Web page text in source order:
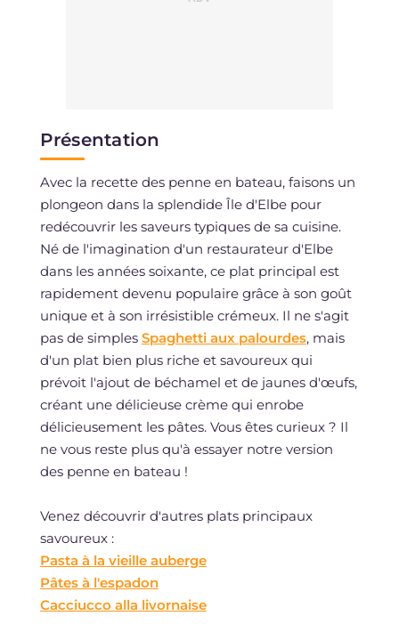
Présentation
Avec la recette des penne en bateau, faisons un
plongeon dans la splendide Île d'Elbe pour
redécouvrir les saveurs typiques de sa cuisine.
Né de l'imagination d'un restaurateur d'Elbe
dans les années soixante, ce plat principal est
rapidement devenu populaire grâce à son goût
unique et à son irrésistible crémeux. Il ne s'agit
pas de simples Spaghetti aux palourdes, mais
d'un plat bien plus riche et savoureux qui
prévoit l'ajout de béchamel et de jaunes d'œufs,
créant une délicieuse crème qui enrobe
délicieusement les pâtes. Vous êtes curieux ? Il
ne vous reste plus qu'à essayer notre version
des penne en bateau !
Venez découvrir d'autres plats principaux
savoureux :
Pasta à la vieille auberge
Pâtes à l'espadon
Cacciucco alla livornaise